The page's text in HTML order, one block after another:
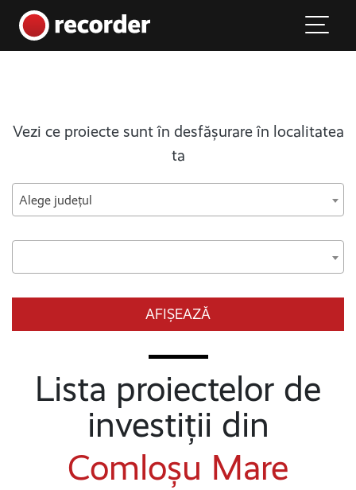
Main Navigation
Vezi ce proiecte sunt în desfășurare în localitatea
ta
Alege județul
AFIȘEAZĂ
Lista proiectelor de
investiții din
Comloșu Mare